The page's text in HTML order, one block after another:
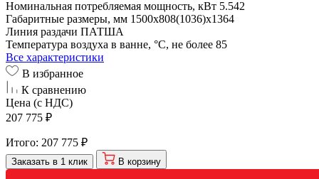
Номинальная потребляемая мощность, кВт 5.542
Габаритные размеры, мм 1500x808(1036)x1364
Линия раздачи ПАТША
Температура воздуха в ванне, °С, не более 85
Все характеристики
В избранное
К сравнению
Цена (с НДС)
207 775 ₽
Итого: 207 775 ₽
Заказать в 1 клик В корзину